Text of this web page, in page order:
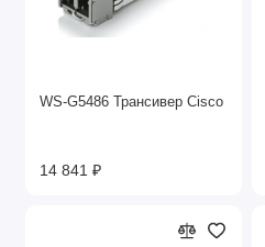
WS-G5486 Трансивер Cisco
14 841 ₽